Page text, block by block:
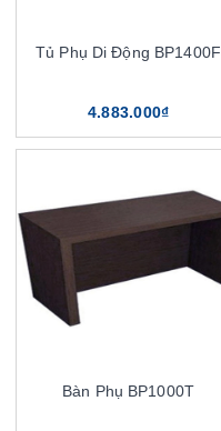
Tủ Phụ Di Động BP1400F
4.883.000₫
Bàn Phụ BP1000T